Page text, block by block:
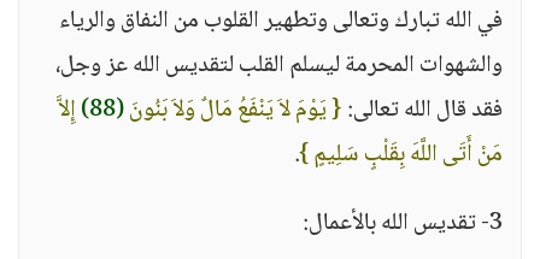
في الله تبارك وتعالى وتطهير القلوب من النفاق والرياء
والشهوات المحرمة ليسلم القلب لتقديس الله عز وجل،
فقد قال الله تعالى:{ يَوْمَ لاَ يَنْفَعُ مَالٌ وَلاَ بَنُونَ(88)
إِلاَّ
مَنْ أَتَى اللَّهَ بِقَلْبٍ سَلِيمٍ }.
3- تقديس الله بالأعمال: